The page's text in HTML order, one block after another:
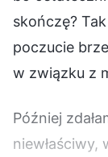
skończę?
poczucie
w związku z
Później
niewłaściwy,